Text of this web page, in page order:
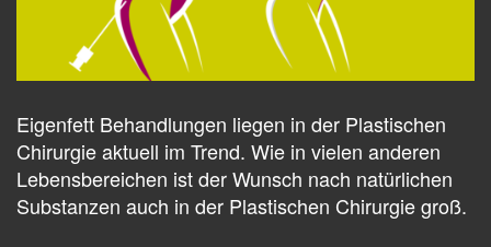
Eigenfett Behandlungen liegen in der Plastischen
Chirurgie aktuell im Trend. Wie in vielen anderen
Lebensbereichen ist der Wunsch nach natürlichen
Substanzen auch in der Plastischen Chirurgie groß.